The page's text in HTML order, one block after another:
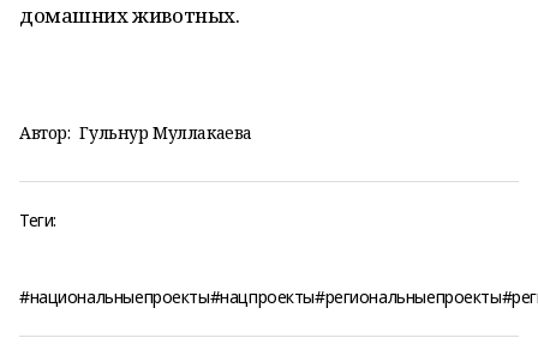
домашних животных.
Автор: Гульнур Муллакаева
Теги: